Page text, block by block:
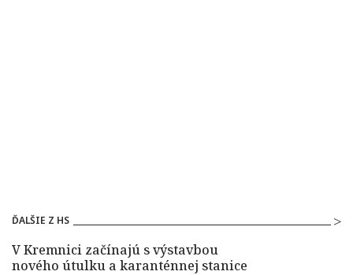
ĎALŠIE Z HS
V Kremnici začínajú s výstavbou
nového útulku a karanténnej stanice